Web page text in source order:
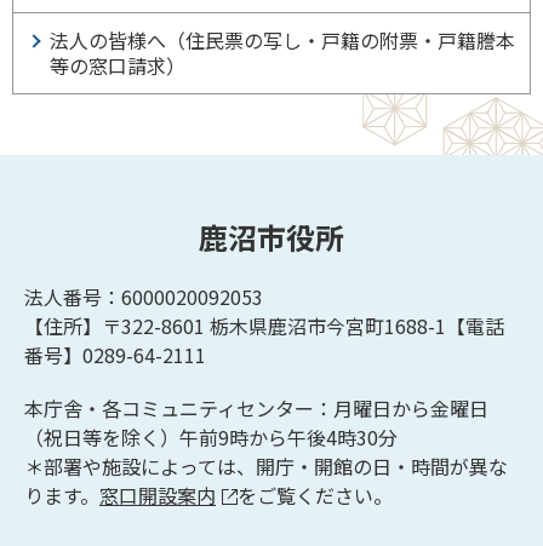
法人の皆様へ（住民票の写し・戸籍の附票・戸籍謄本
等の窓口請求）
鹿沼市役所
法人番号：6000020092053
【住所】〒322-8601 栃木県鹿沼市今宮町1688-1【電話
番号】0289-64-2111
本庁舎・各コミュニティセンター：月曜日から金曜日
（祝日等を除く）午前9時から午後4時30分
＊部署や施設によっては、開庁・開館の日・時間が異な
ります。 窓口開設案内 をご覧ください。